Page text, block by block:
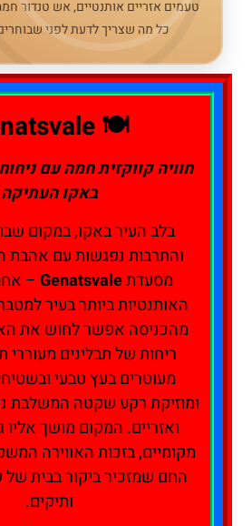
טעמים אזריים אותנטיים, אש טנדור
כל מה שצריך לדעת לפני
🍽️ Genatsvale
חוויה קווקזית חמה עם
באקו העתיקה
בלב העיר באקו, במקום
והתרבות נפגשות עם אהבת
מסעדתGenatsvale
–
האותנטיות ביותר בעיר
מהכניסה אפשר לחוש את
ריחות של תבלינים מעוררי
מעוטרים בעץ טבעי
ומוזיקת רקע שקטה המשלבת
ואזריים. המקום מושך אליו
מקומיים, בזכות האווירה
החם שמזכיר ביקור בבית
ותיקים.